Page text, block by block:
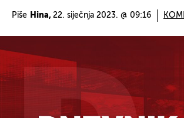
Piše Hina, 22. siječnja 2023. @ 09:16